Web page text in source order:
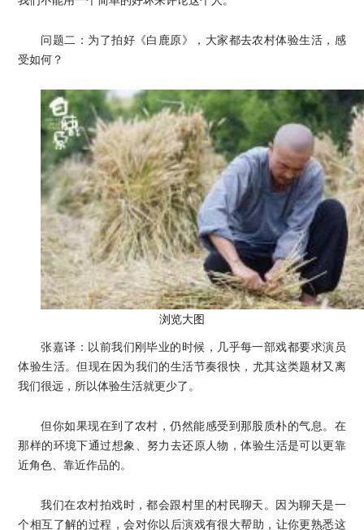
问题二：为了拍好《白鹿原》，大家都去农村体验生活，感
受如何？
浏览大图
张嘉译：以前我们刚毕业的时候，几乎每一部戏都要求演员
体验生活。但现在因为我们的生活节奏很快，尤其这类题材又离
我们很远，所以体验生活就更少了。
但你如果现在到了农村，仍然能感受到那股质朴的气息。在
那样的环境下通过想象、努力去还原人物，体验生活是可以更靠
近角色、靠近作品的。
我们在农村拍戏时，都会跟村里的村民聊天。因为聊天是一
个相互了解的过程，会对你以后演戏有很大帮助，让你更熟悉这